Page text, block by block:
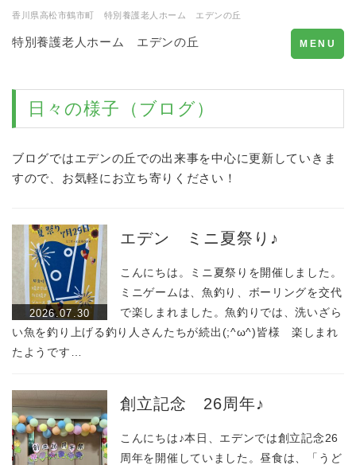
香川県高松市鶴市町 特別養護老人ホーム エデンの丘
特別養護老人ホーム エデンの丘
Toggle
navigation
MENU
日々の様子（ブログ）
ブログではエデンの丘での出来事を中心に更新していきま
すので、お気軽にお立ち寄りください！
2026.07.30
エデン ミニ夏祭り♪
こんにちは。ミニ夏祭りを開催しました。
ミニゲームは、魚釣り、ボーリングを交代
で楽しまれました。魚釣りでは、洗いざら
い魚を釣り上げる釣り人さんたちが続出(;^ω^)皆様 楽しまれ
たようです…
創立記念 26周年♪
こんにちは♪本日、エデンでは創立記念26
周年を開催していました。昼食は、「うど